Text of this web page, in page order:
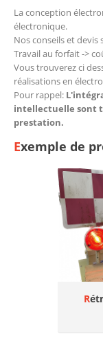
La conception
électronique.
Nos conseils et
Travail au forfait ->
Vous trouverez ci
réalisations en
Pour rappel:
intellectuelle sont
prestation.
Exemple de